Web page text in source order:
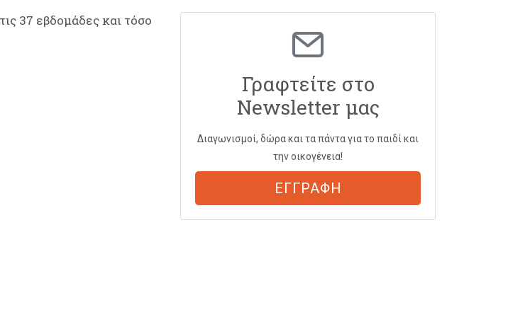
37 εβδομάδες και τόσο
Γραφτείτε στο
Newsletter μας
Διαγωνισμοί, δώρα και τα πάντα για το παιδί και
την οικογένεια!
ΕΓΓΡΑΦΗ